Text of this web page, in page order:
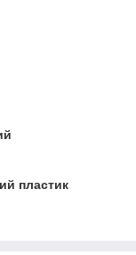
пластик